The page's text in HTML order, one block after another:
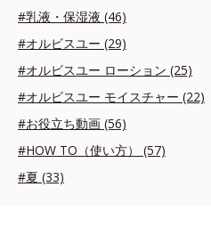
#乳液・保湿液 (46)
#オルビスユー (29)
#オルビスユー ローション (25)
#オルビスユー モイスチャー (22)
#お役立ち動画 (56)
#HOW TO（使い方） (57)
#夏 (33)